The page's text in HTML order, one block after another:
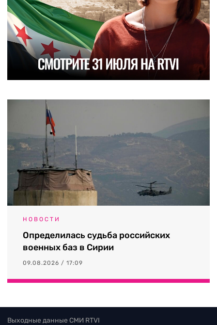
НОВОСТИ
Определилась судьба российских
военных баз в Сирии
09.08.2026 / 17:09
Выходные данные СМИ RTVI